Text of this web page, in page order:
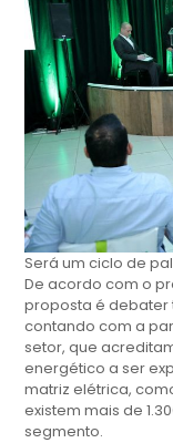
Será um ciclo de
De acordo com o
proposta é debater
contando com a
setor, que
energético a ser
matriz elétrica,
existem mais de
segmento.